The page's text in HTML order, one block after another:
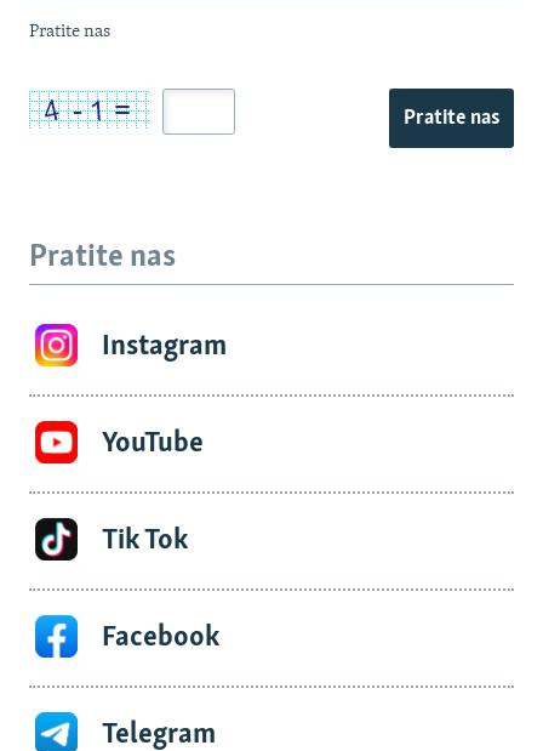
Pratite nas
Pratite nas
Pratite nas
Instagram
YouTube
Tik Tok
Facebook
Telegram